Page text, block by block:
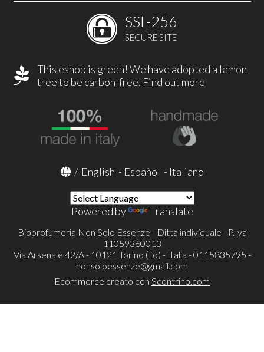
SSL-256
SECURE SITE
This eshop is green! We have adopted a lemon
tree to be carbon-free. Find out more
/ English - Español - Italiano
Powered by Translate
Bioprofumeria Non Solo Essenze - Ditta individuale - P.Iva
11059360013
Via Arsenale 42/A - 10121 Torino (To) - Italia - 0115835795 -
nonsoloessenze@gmail.com
Ecommerce creato con Scontrino.com